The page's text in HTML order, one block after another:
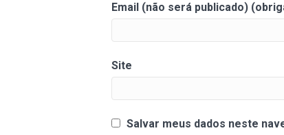
Email (não será publicado)
Site
Salvar meus dados neste